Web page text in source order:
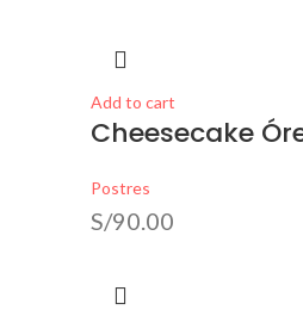
Add to cart
Cheesecake
Postres
S/90.00